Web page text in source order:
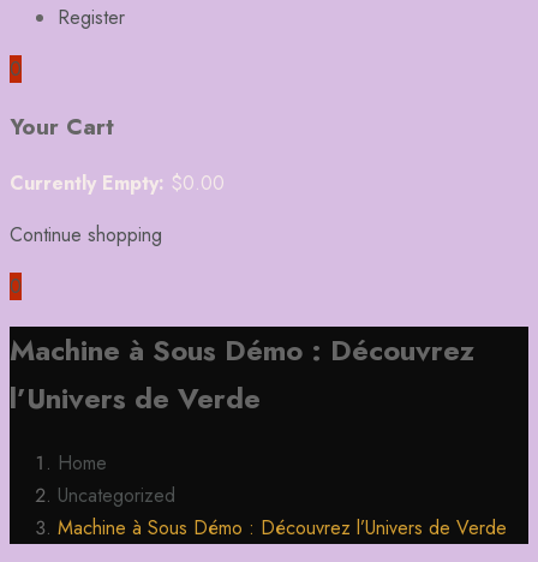
Register
0
Your Cart
Currently Empty: $0.00
Continue shopping
0
Machine à Sous Démo : Découvrez
l’Univers de Verde
Home
Uncategorized
Machine à Sous Démo : Découvrez l’Univers de Verde